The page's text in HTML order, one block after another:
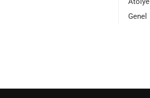
Genel